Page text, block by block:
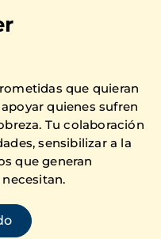
que quieran
quienes sufren
Tu colaboración
sensibilizar a la
que generan